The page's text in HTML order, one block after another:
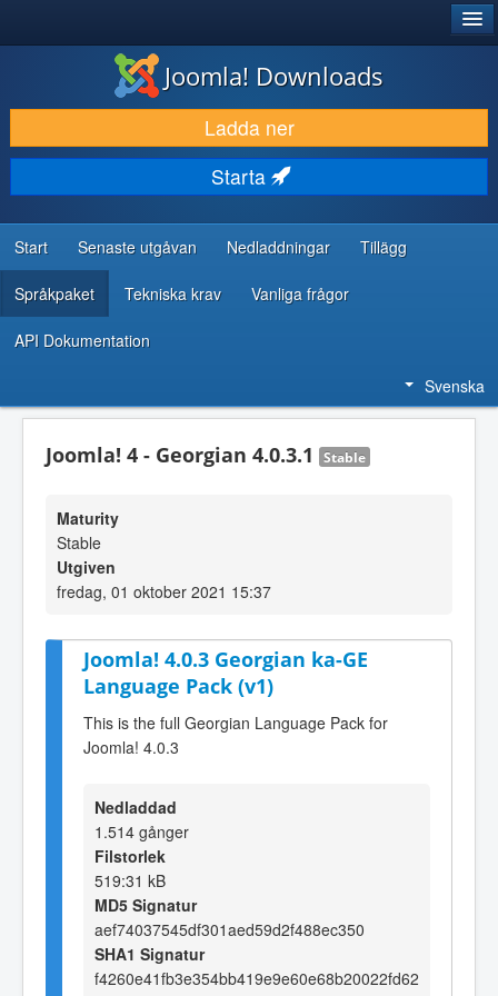
LADDA NER & UTÖKA
UPPTÄCK & LÄR
GEMENSKAP & SUPPORT
RESURSER FÖR UTVECKLARE
Joomla! Downloads
Ladda ner
Starta
Start Senaste utgåvan Nedladdningar Tillägg
Språkpaket Tekniska krav Vanliga frågor
API Dokumentation
Svenska
Joomla! 4 - Georgian 4.0.3.1 Stable
Maturity
Stable
Utgiven
fredag, 01 oktober 2021 15:37
Joomla! 4.0.3 Georgian ka-GE
Language Pack (v1)
This is the full Georgian Language Pack for
Joomla! 4.0.3
Nedladdad
1.514 gånger
Filstorlek
519:31 kB
MD5 Signatur
aef74037545df301aed59d2f488ec350
SHA1 Signatur
f4260e41fb3e354bb419e9e60e68b20022fd62